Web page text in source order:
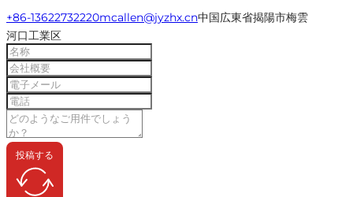
+86-13622732220mcallen@jyzhx.cn中国広東省揭陽市梅雲
河口工業区
投稿する